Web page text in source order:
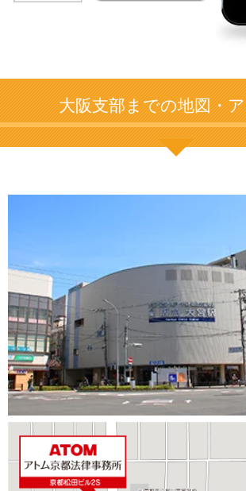
大阪支部までの地図・